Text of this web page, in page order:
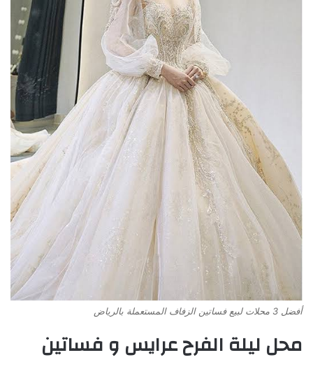
أفضل 3 محلات لبيع فساتين الزفاف المستعملة بالرياض
محل ليلة الفرح عرايس و فساتين